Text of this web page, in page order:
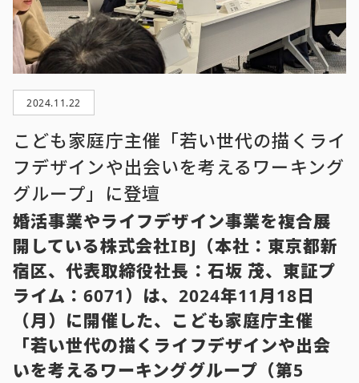
2024.11.22
こども家庭庁主催「若い世代の描くライ
フデザインや出会いを考えるワーキング
グループ」に登壇
婚活事業やライフデザイン事業を複合展
開している株式会社IBJ（本社：東京都新
宿区、代表取締役社長：石坂 茂、東証プ
ライム：6071）は、2024年11月18日
（月）に開催した、こども家庭庁主催
「若い世代の描くライフデザインや出会
いを考えるワーキンググループ（第5